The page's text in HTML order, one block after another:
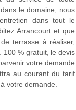
le domaine, nous
dans tout le
Arrancourt et que
terrasse à réaliser,
100 % gratuit, le devis
votre demande
au courant du tarif
votre demande.